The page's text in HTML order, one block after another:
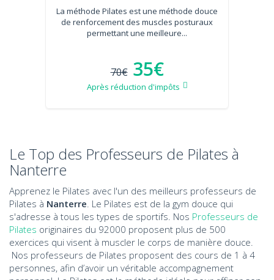
La méthode Pilates est une méthode douce
de renforcement des muscles posturaux
permettant une meilleure...
70€ 35€
Après réduction d'impôts
Le Top des Professeurs de Pilates à
Nanterre
Apprenez le Pilates avec l'un des meilleurs professeurs de
Pilates à Nanterre . Le Pilates est de la gym douce qui
s'adresse à tous les types de sportifs. Nos Professeurs de
Pilates originaires du 92000 proposent plus de 500
exercices qui visent à muscler le corps de manière douce.
Nos professeurs de Pilates proposent des cours de 1 à 4
personnes, afin d’avoir un véritable accompagnement